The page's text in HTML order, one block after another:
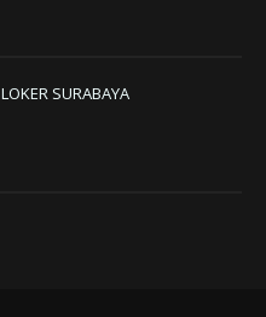
LOKER SURABAYA